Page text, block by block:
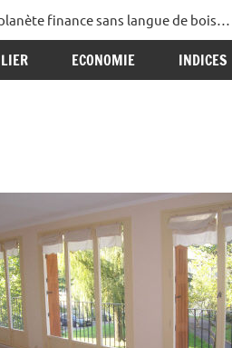
finance sans langue de bois…
ECONOMIE INDICES